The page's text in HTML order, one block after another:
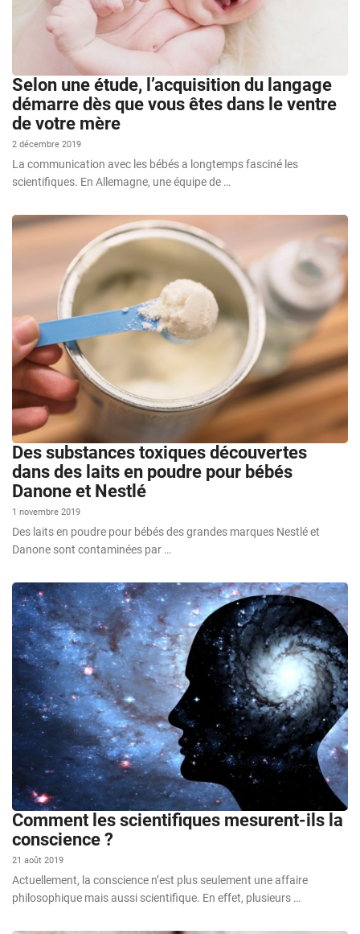
Selon une étude, l’acquisition du langage
démarre dès que vous êtes dans le ventre
de votre mère
2 décembre 2019
La communication avec les bébés a longtemps fasciné les
scientifiques. En Allemagne, une équipe de …
Des substances toxiques découvertes
dans des laits en poudre pour bébés
Danone et Nestlé
1 novembre 2019
Des laits en poudre pour bébés des grandes marques Nestlé et
Danone sont contaminées par …
Comment les scientifiques mesurent-ils la
conscience ?
21 août 2019
Actuellement, la conscience n’est plus seulement une affaire
philosophique mais aussi scientifique. En effet, plusieurs …